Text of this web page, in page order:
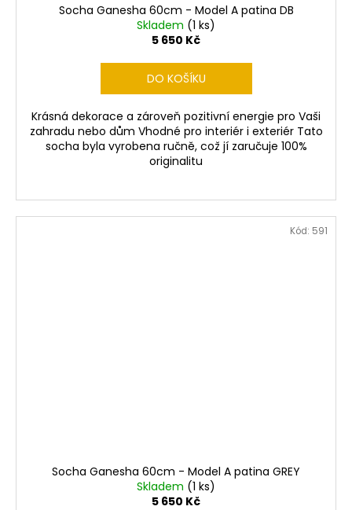
Socha Ganesha 60cm - Model A patina DB
Skladem (1 ks)
5 650 Kč
DO KOŠÍKU
Krásná dekorace a zároveň pozitivní energie pro Vaši
zahradu nebo dům Vhodné pro interiér i exteriér Tato
socha byla vyrobena ručně, což jí zaručuje 100%
originalitu
Socha Ganesha 60cm - Model A patina GREY
Skladem (1 ks)
5 650 Kč
Kód: 591